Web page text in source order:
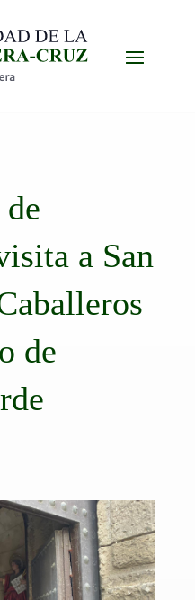
a San
de